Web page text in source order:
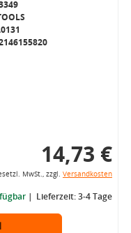
14,73 €
MwSt., zzgl. Versandkosten
Lieferzeit: 3-4 Tage